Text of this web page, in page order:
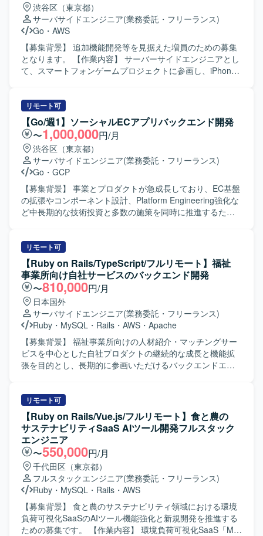
渋谷区（東京都）
サーバサイドエンジニア(業務委託・フリーランス)
Go ・ AWS
【募集背景】 追加機能開発等を見据えた増員のための募集
となります。 【作業内容】 サーバーサイドエンジニアとし
て、スマートフォンゲームプロジェクトに参画し、iPhone /
タイトルのバックエンド領域において、機能追加や改善対
応、運用上の各種対応などを担当していただきます。 【求
める人物像】 新しい技術やツールに積極的に触れ、自発的
にキャッチアップしていく姿勢をお持ちの方を求めていま
す。また、他職種とも連携しながら、チームでサービスを
育てていく意識をお持ちの方が望ましいです。 【ポジショ
ンの魅力】 超大型IPの新規プロジェクトにおいて、マルチ
プラットフォーム展開・3Dゲームタイトルのバックエンド
開発に携わることができます。高トラフィックなゲームサ
ービスの開発・運用に関わることで、スケーラビリティや
リッククラウドを利用し、開発言語は Go を採用していま
す。Claude Code、Codex、GitHub Copilot、Cursor などの
AI系ツールも活用しながら開発を進めていきます。
リモート可
【Go/週1】ソーシャルECアプリバックエンド開発
〜1,000,000円/月
渋谷区（東京都）
サーバサイドエンジニア(業務委託・フリーランス)
Go ・ GCP
【募集背景】 事業とプロダクトが急成長しており、EC基盤
の拡張やコンポーネント設計、Platform Engineering強化な
ど中長期的な技術投資と多数の施策を同時に推進するた
Cloudを用いた発見型ソーシャルECアプリのサーバーサイ
ド開発全般を担当していただきます。1チーム4〜7名規模の
職能混合チームの一員として、要件定義、設計、実装、リ
リース、運用まで一気通貫で携わっていただきます。
PdM、デザイナー、モバイルエンジニア、QAと連携しなが
ら新機能の設計から実装・リリースまでをオーナーシップ
を持って推進していただきます。ドメイン分割やコンポー
ネント設計、Platform EngineeringやSRE強化などの技術基
盤の改善にも積極的に関わっていただき、チームの開発生
産性を高める仕組みづくりにも貢献していただきます。
CursorやClaudeなどのAIツールを活用し、設計・実装・レ
やビジョンに共感し、事業と顧客に近い距離で開発したい
と考えている方を求めています。変化の大きい環境を前向
きに楽しみながら、自ら課題を見つけて周囲を巻き込みつ
つ解決していける方にマッチします。AIを積極的に活用し
ながら開発プロセスを進化させることに興味があり、チー
ムとして成果にコミットできる方に参画していただきたい
と考えています。 【ポジションの魅力】 少数精鋭チームで
大きなトラフィックと複雑なドメインを扱う技術基盤に直
接関わることができます。AIレビュー前提の開発プロセス
など、AI Nativeな開発文化の最前線で働く経験を積むこと
ができます。技術基盤の刷新やPlatform Engineering、SRE
領域にも踏み込めるため、バックエンドエンジニアとして
リモート可
【Ruby on Rails/TypeScript/フルリモート】福祉
事業所向け自社サービスのバックエンド開発
〜810,000円/月
日本国外
サーバサイドエンジニア(業務委託・フリーランス)
Ruby ・ MySQL ・ Rails ・ AWS ・ Apache
【募集背景】 福祉事業所向けの人材紹介・マッチングサー
ビスを中心とした自社プロダクトの継続的な成長と機能拡
張を目的とし、長期的に参画いただけるバックエンドエン
開発をご担当いただきます。人材紹介・マッチングサービ
スの開発チームに所属し、インターネットサービスの顧客
価値向上を目的とした開発や、社内基幹業務システムの業
務生産性向上のための開発など、多岐にわたる開発案件に
携わっていただきます。 5年近い歴史のあるプロダクトのた
め、既存の開発基盤や組織風土をキャッチアップいただき
つつ、プロダクト開発に参画していただきます。 フルサイ
クル型のプロダクト開発現場として、数人月単位のプロジ
ェクトにおける要件定義〜設計〜実装〜テストまでの各工
程を、計画策定から一貫してご担当いただきます。 また、
アーキテクチャ選定やパフォーマンス改善などの技術的な
判断において、自ら根拠を持って意思決定し、若手メンバ
リモート可
【Ruby on Rails/Vue.js/フルリモート】食と農の
サステナビリティSaaS AIツール開発フルスタック
エンジニア
〜550,000円/月
千代田区（東京都）
フルスタックエンジニア(業務委託・フリーランス)
Ruby ・ MySQL ・ Rails ・ AWS
【募集背景】 食と農のサステナビリティ領域における環境
負荷可視化SaaSのAIツール機能強化と新規開発を推進する
ための募集です。 【作業内容】 環境負荷可視化SaaS「My